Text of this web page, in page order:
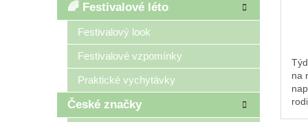
🌈 Festivalové léto
Festivalový look
Festivalové vzpomínky
Praktické vychytávky
České značky
na